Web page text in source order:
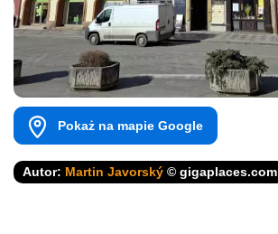
Pokaż na mapie Google
Autor: Martin Javorský © gigaplaces.com